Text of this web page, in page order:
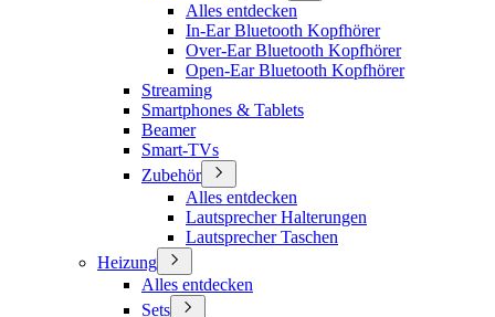
Alles entdecken
In-Ear Bluetooth Kopfhörer
Over-Ear Bluetooth Kopfhörer
Open-Ear Bluetooth Kopfhörer
Streaming
Smartphones & Tablets
Beamer
Smart-TVs
Zubehör
Alles entdecken
Lautsprecher Halterungen
Lautsprecher Taschen
Heizung
Alles entdecken
Sets